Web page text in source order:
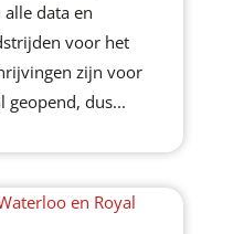
data en
voor het
zijn voor
geopend, dus...